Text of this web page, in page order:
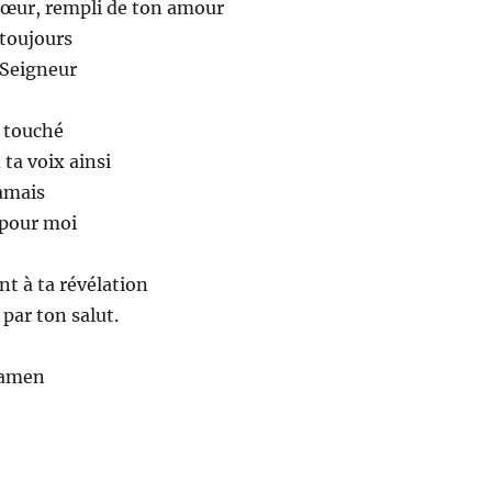
rempli de ton amour
ta voix ainsi
moi
à ta révélation
ton salut.